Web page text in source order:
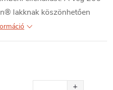
lakknak köszönhetően